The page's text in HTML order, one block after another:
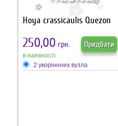
Hoya crassicaulis Quezon
250,00 грн. Придбати
в наявності
2 укорінених вузла